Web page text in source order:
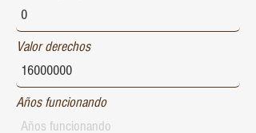
Valor derechos
Años funcionando